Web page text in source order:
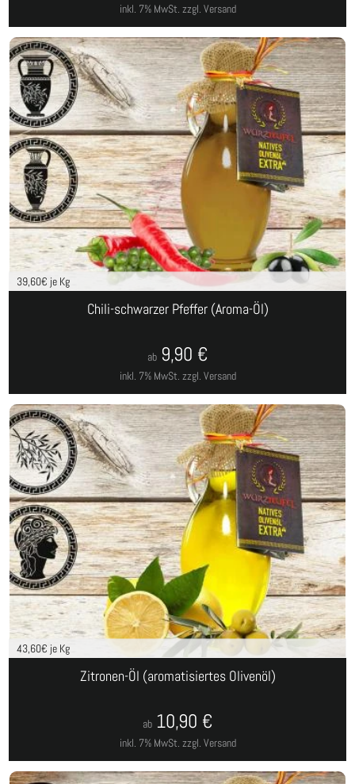
inkl. 7% MwSt. zzgl. Versand
39,60€ je Kg
Chili-schwarzer Pfeffer (Aroma-Öl)
inkl. 7% MwSt. zzgl. Versand
ab 9,90 €
43,60€ je Kg
Zitronen-Öl (aromatisiertes Olivenöl)
inkl. 7% MwSt. zzgl. Versand
ab 10,90 €